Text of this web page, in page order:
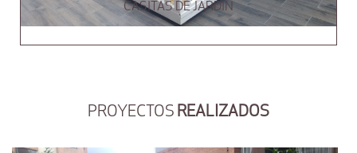
CASITAS DE JARDÍN
PROYECTOS REALIZADOS